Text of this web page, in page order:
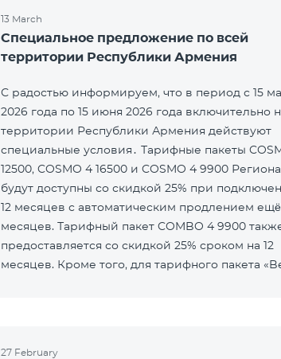
13 March
Специальное предложение по всей
территории Республики Армения
С радостью информируем, что в период с 15
2026 года по 15 июня 2026 года включительно
территории Республики Армения действуют
специальные условия․ Тарифные пакеты COSMO 4
12500, COSMO 4 16500 и COSMO 4 9900
будут доступны со скидкой 25% при
12 месяцев с автоматическим продлением ещё
месяцев. Тарифный пакет COMBO 4 9900
предоставляется со скидкой 25% сроком на 12
месяцев. Кроме того, для тарифного пакета
27 February